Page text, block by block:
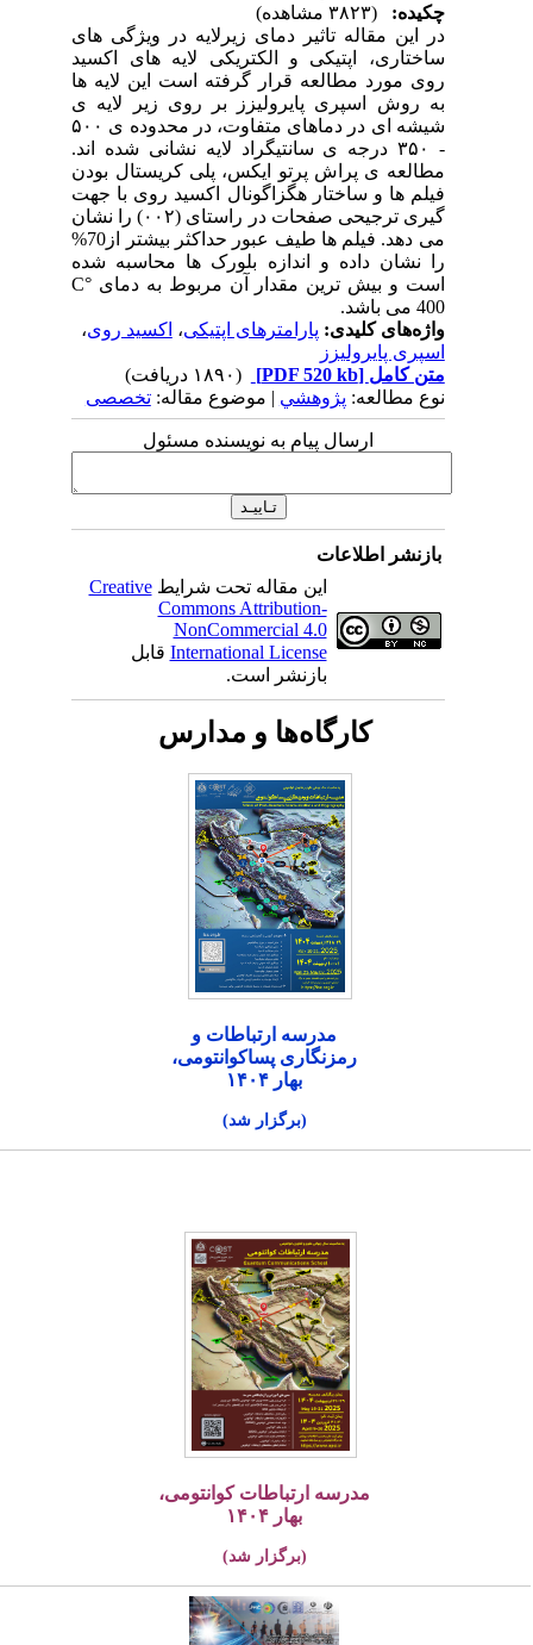
چکیده:
در این مقاله تاثیر دمای زیرلایه در ویژگی های
ساختاری، اپتیکی و الکتریکی لایه های اکسید
روی مورد مطالعه قرار گرفته است این لایه ها
به روش اسپری پایرولیزز بر روی زیر لایه ی
شیشه ای در دماهای متفاوت، در محدوده ی ۵۰۰
- ۳۵۰ درجه ی سانتیگراد لایه نشانی شده اند.
مطالعه ی پراش پرتو ایکس، پلی کریستال بودن
فیلم ها و ساختار هگزاگونال اکسید روی با جهت
گیری ترجیحی صفحات در راستای (۰۰۲) را نشان
می دهد. فیلم ها طیف عبور حداکثر بیشتر از70%
را نشان داده و اندازه بلورک ها محاسبه شده
است و بیش ترین مقدار آن مربوط به دمای °C
400 می باشد.
واژه‌های کلیدی:پارامترهای اپتیکی،اکسید روی،
اسپری پایرولیزز
متن کامل[PDF 520 kb]
نوع مطالعه:پژوهشي| موضوع مقاله:تخصصی
ارسال پیام به نویسنده مسئول
بازنشر اطلاعات
این مقاله تحت شرایطCreative
Commons Attribution-
NonCommercial 4.0
International Licenseقابل
بازنشر است.
کارگاه‌ها و مدارس
مدرسه ارتباطات و
رمزنگاری پساکوانتومی،
بهار ۱۴۰۴
(برگزار شد)
مدرسه ارتباطات کوانتومی،
بهار ۱۴۰۴
(برگزار شد)